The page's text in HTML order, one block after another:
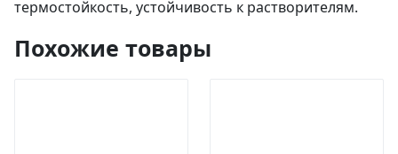
термостойкость, устойчивость к растворителям.
Похожие товары